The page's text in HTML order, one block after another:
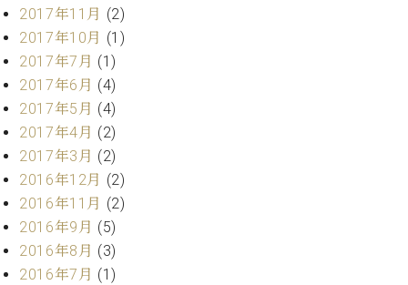
デ
ィ
シ
ョ
ン
W.
ホ
フ
マ
ン
ヴ
ィ
ス
ッ
フ
ご
挨
拶
術
者
紹
介
2017年11月 (2)
2017年10月 (1)
2017年7月 (1)
2017年6月 (4)
2017年5月 (4)
2017年4月 (2)
2017年3月 (2)
2016年12月 (2)
2016年11月 (2)
2016年9月 (5)
2016年8月 (3)
2016年7月 (1)